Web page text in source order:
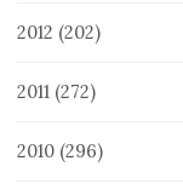
2012 (202)
2011 (272)
2010 (296)